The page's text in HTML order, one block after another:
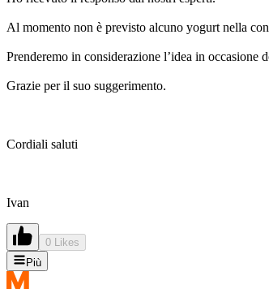
Al momento non è previsto alcuno yogurt nella
Prenderemo in considerazione l’idea in occasione
Grazie per il suo suggerimento.
Cordiali saluti
Ivan
0 Likes
Più